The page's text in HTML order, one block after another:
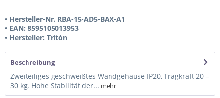
• Hersteller-Nr. RBA-15-AD5-BAX-A1
• EAN: 8595105013953
• Hersteller: Tritón
Beschreibung
Zweiteiliges geschweißtes Wandgehäuse IP20, Tragkraft 20 –
30 kg. Hohe Stabilität der... mehr